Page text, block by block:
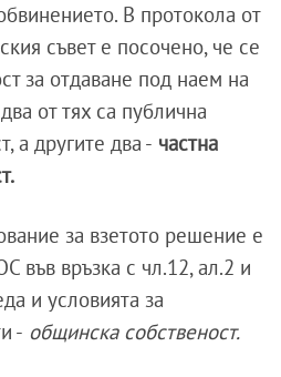
В протокола от
съвет е посочено, че се
за отдаване под наем на
от тях са публична
а другите два - частна
за взетото решение е
във връзка с чл.12, ал.2 и
и условията за
- общинска собственост.